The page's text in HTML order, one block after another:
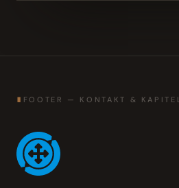
∎ FOOTER — KONTAKT & KAPITEL